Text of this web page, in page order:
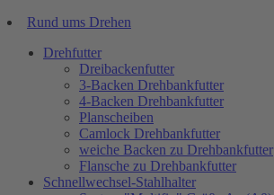
Rund ums Drehen
Drehfutter
Dreibackenfutter
3-Backen Drehbankfutter
4-Backen Drehbankfutter
Planscheiben
Camlock Drehbankfutter
weiche Backen zu Drehbankfutter
Flansche zu Drehbankfutter
Schnellwechsel-Stahlhalter